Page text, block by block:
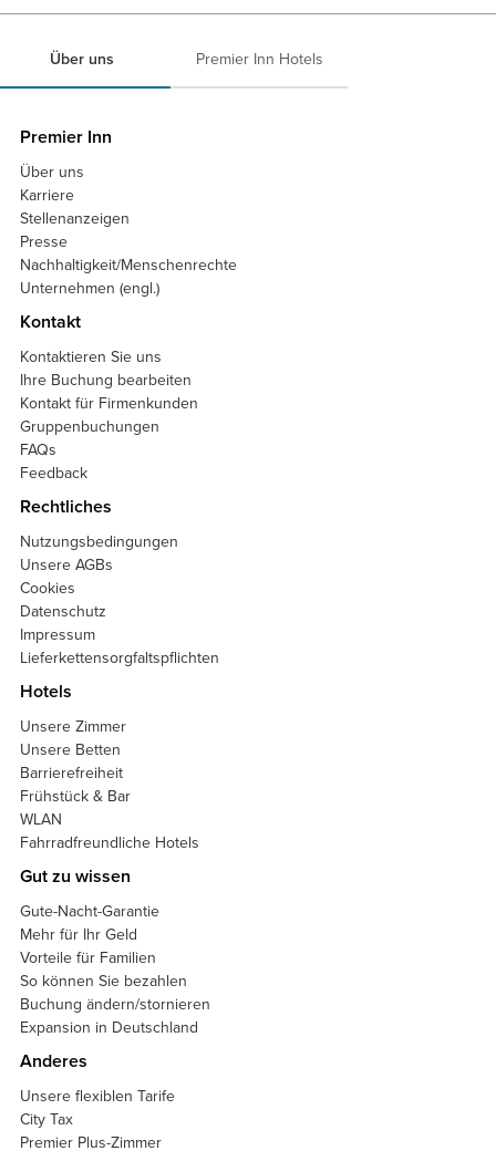
Über uns Premier Inn Hotels
Premier Inn
Über uns
Karriere
Stellenanzeigen
Presse
Nachhaltigkeit/Menschenrechte
Unternehmen (engl.)
Kontakt
Kontaktieren Sie uns
Ihre Buchung bearbeiten
Kontakt für Firmenkunden
Gruppenbuchungen
FAQs
Feedback
Rechtliches
Nutzungsbedingungen
Unsere AGBs
Cookies
Datenschutz
Impressum
Lieferkettensorgfaltspflichten
Hotels
Unsere Zimmer
Unsere Betten
Barrierefreiheit
Frühstück & Bar
WLAN
Fahrradfreundliche Hotels
Gut zu wissen
Gute-Nacht-Garantie
Mehr für Ihr Geld
Vorteile für Familien
So können Sie bezahlen
Buchung ändern/stornieren
Expansion in Deutschland
Anderes
Unsere flexiblen Tarife
City Tax
Premier Plus-Zimmer